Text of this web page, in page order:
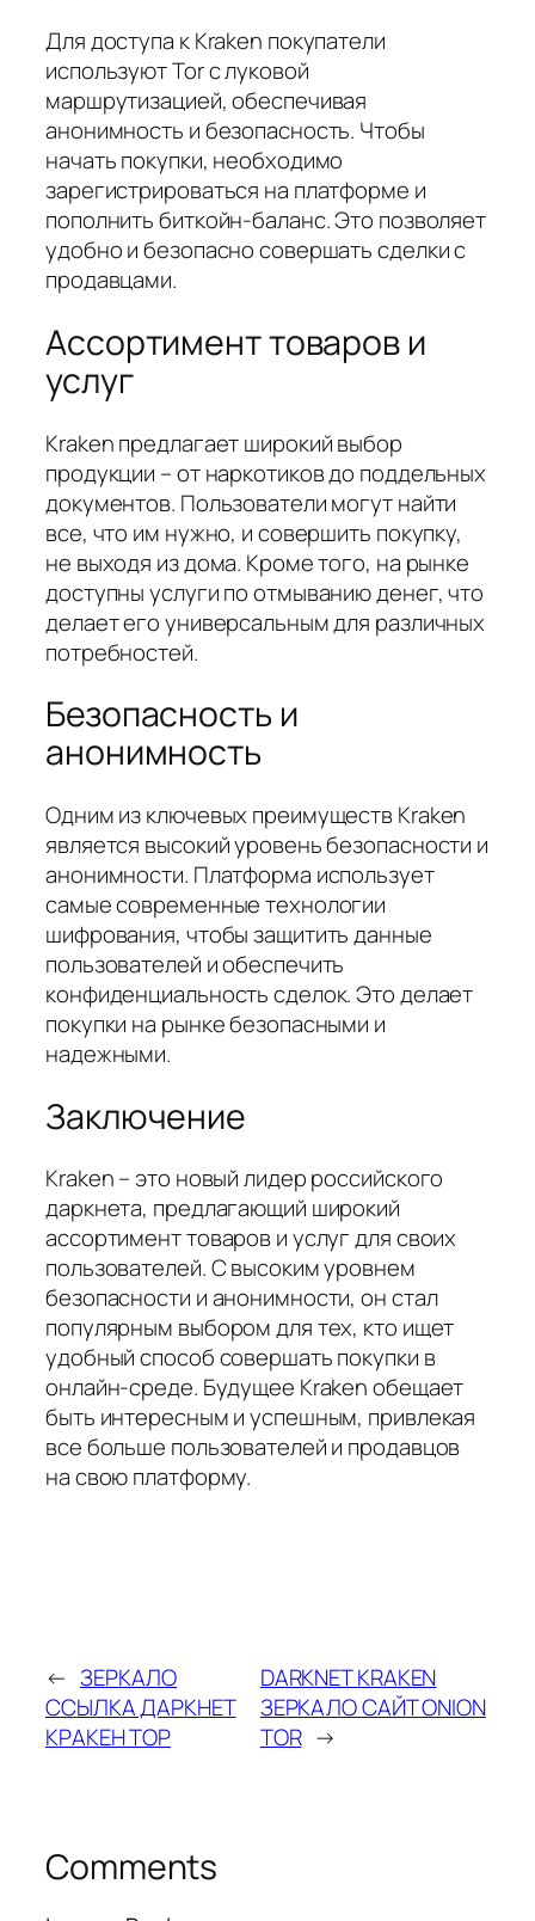
Для доступа к Kraken покупатели
используют Tor с луковой
маршрутизацией, обеспечивая
анонимность и безопасность. Чтобы
начать покупки, необходимо
зарегистрироваться на платформе и
пополнить биткойн-баланс. Это позволяет
удобно и безопасно совершать сделки с
продавцами.
Ассортимент товаров и
услуг
Kraken предлагает широкий выбор
продукции – от наркотиков до поддельных
документов. Пользователи могут найти
все, что им нужно, и совершить покупку,
не выходя из дома. Кроме того, на рынке
доступны услуги по отмыванию денег, что
делает его универсальным для различных
потребностей.
Безопасность и
анонимность
Одним из ключевых преимуществ Kraken
является высокий уровень безопасности и
анонимности. Платформа использует
самые современные технологии
шифрования, чтобы защитить данные
пользователей и обеспечить
конфиденциальность сделок. Это делает
покупки на рынке безопасными и
надежными.
Заключение
Kraken – это новый лидер российского
даркнета, предлагающий широкий
ассортимент товаров и услуг для своих
пользователей. С высоким уровнем
безопасности и анонимности, он стал
популярным выбором для тех, кто ищет
удобный способ совершать покупки в
онлайн-среде. Будущее Kraken обещает
быть интересным и успешным, привлекая
все больше пользователей и продавцов
на свою платформу.
← ЗЕРКАЛО
ССЫЛКА ДАРКНЕТ
КРАКЕН ТОР
DARKNET KRAKEN
ЗЕРКАЛО САЙТ ONION
TOR →
Comments